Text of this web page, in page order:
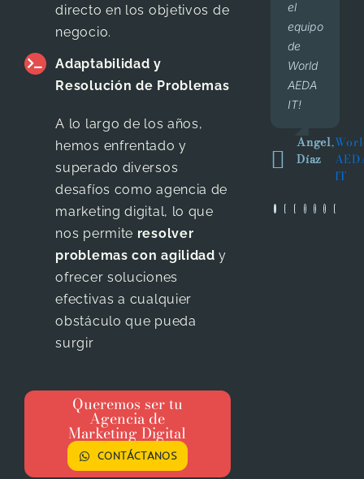
directo en los objetivos de
negocio.
Adaptabilidad y
Resolución de Problemas
A lo largo de los años,
hemos enfrentado y
superado diversos
desafíos como agencia de
marketing digital, lo que
nos permite resolver
problemas con agilidad y
ofrecer soluciones
efectivas a cualquier
obstáculo que pueda
surgir
Queremos ser tu
Agencia de
Marketing Digital
CONTÁCTANOS
el
equipo
de
World
AEDA
IT!
Angel
Díaz
,
IT
by
giving
importance
to
building
relationships.
wish
them
best
por el
trabajo
de
beenet
en
redes
Google,
el
que le